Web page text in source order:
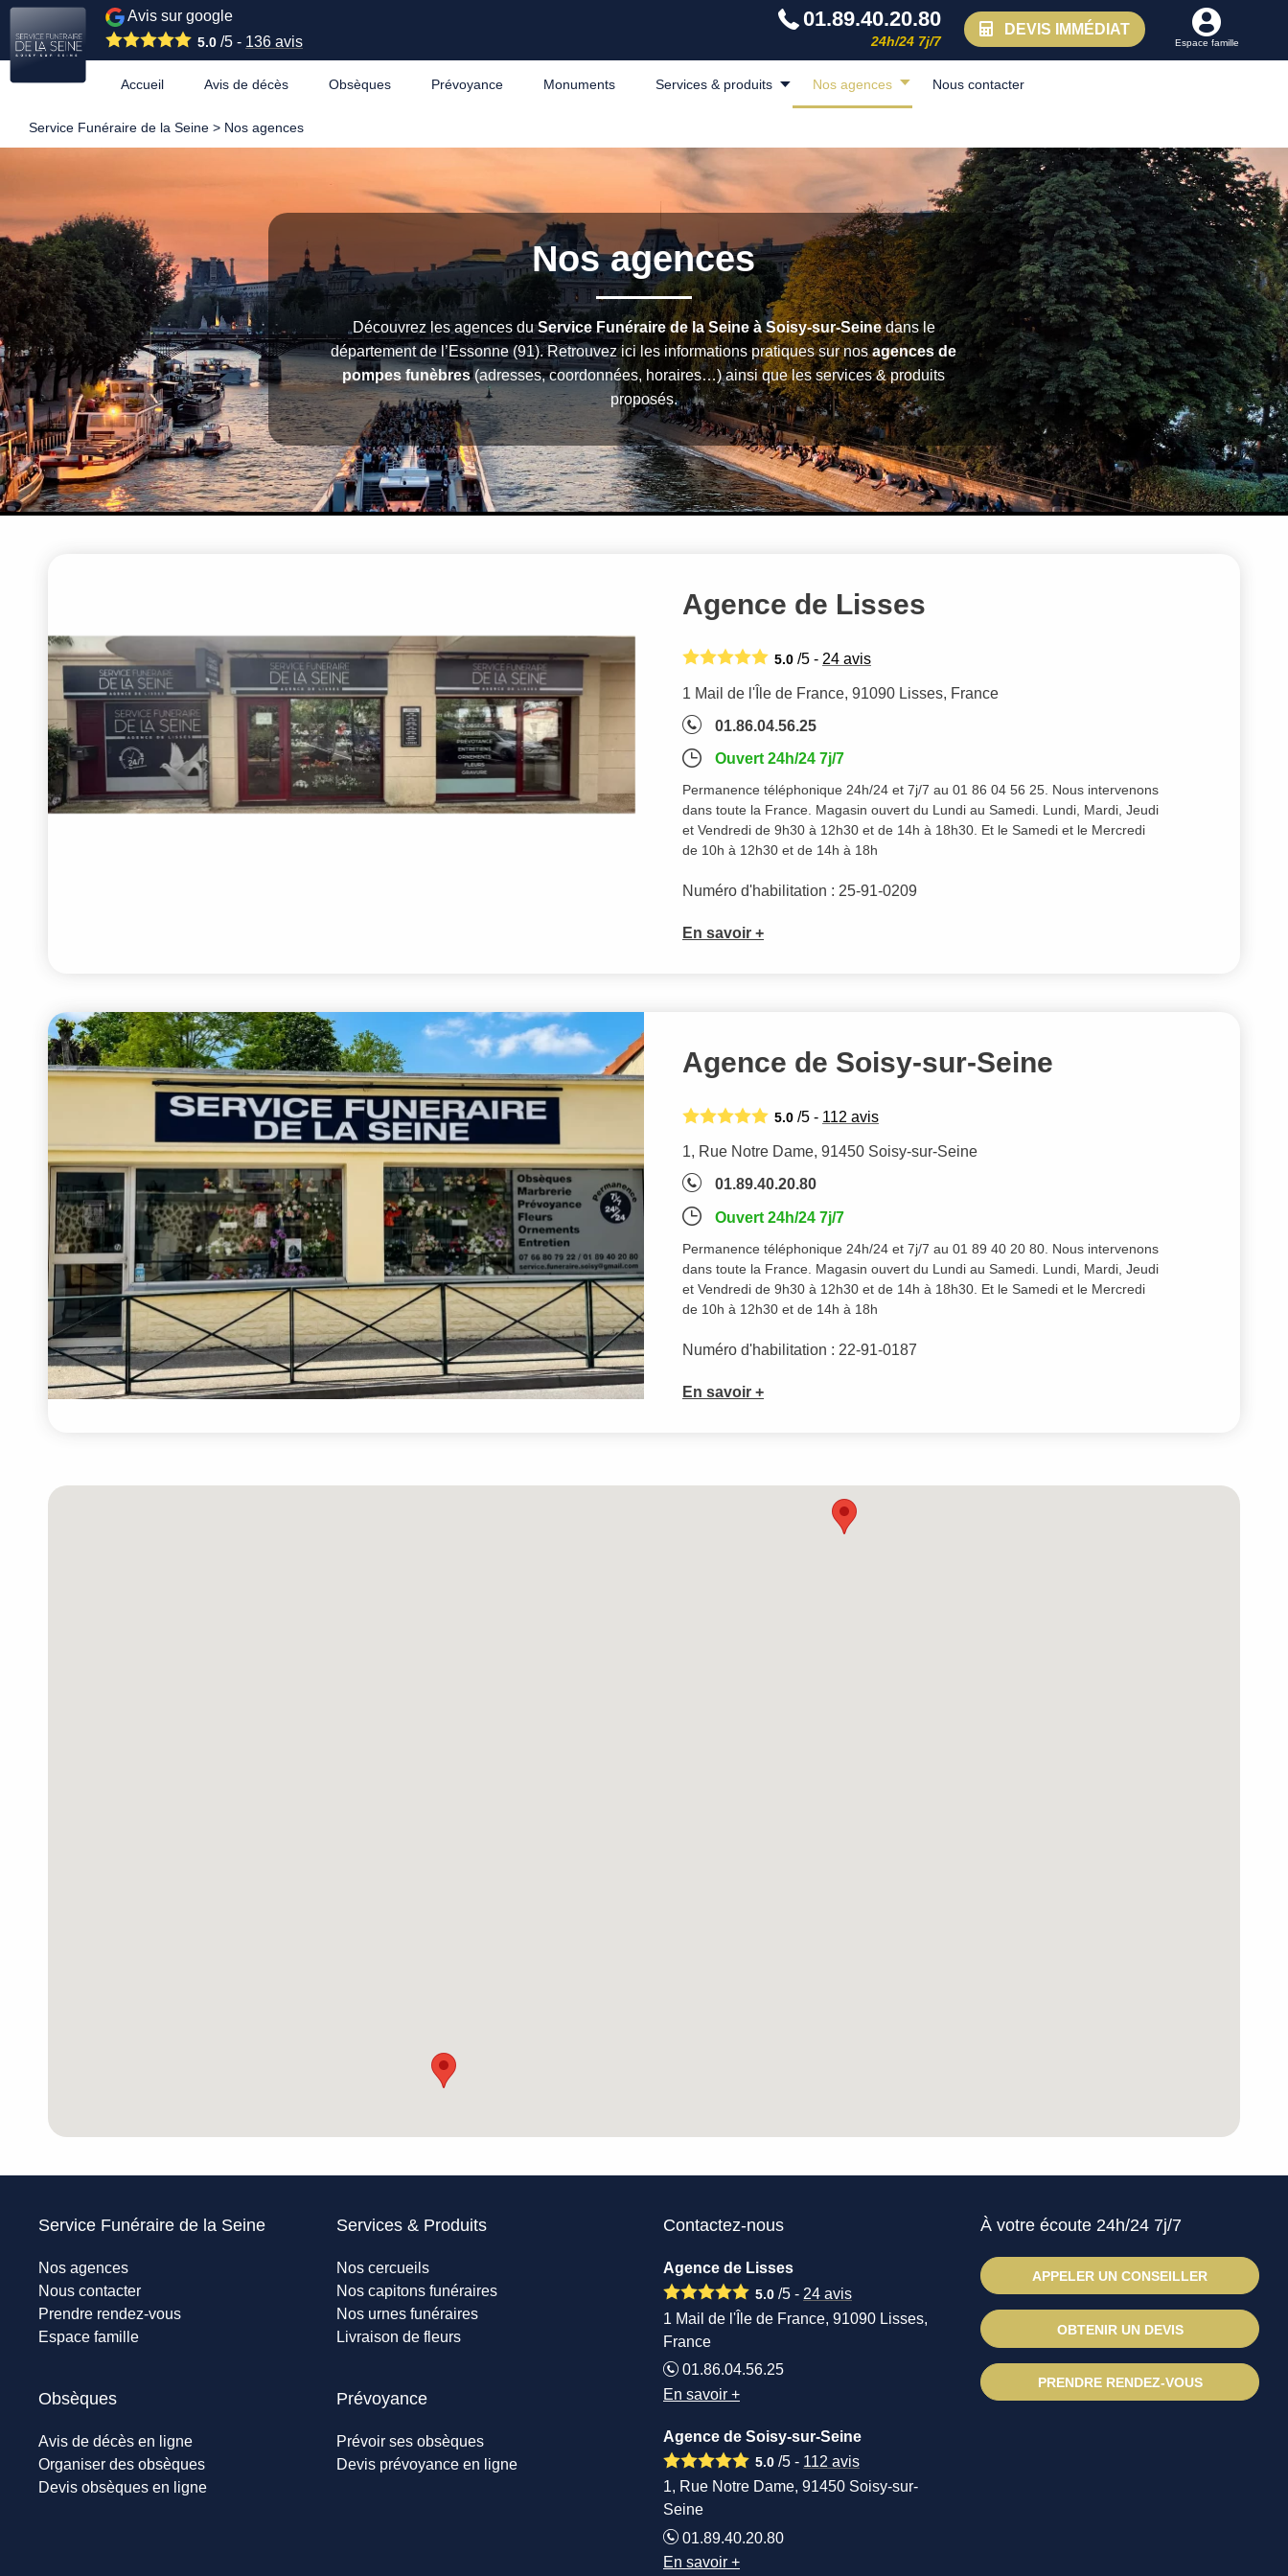
Avis sur google
5.0 /5 - 136 avis
01.89.40.20.80
24h/24 7j/7
DEVIS IMMÉDIAT
Espace famille
Accueil Avis de décès Obsèques Prévoyance Monuments Services & produits Nos agences Nous contacter
Service Funéraire de la Seine > Nos agences
Nos agences
Découvrez les agences duService Funéraire de la Seineà Soisy-sur-Seinedans le
département de l’Essonne (91). Retrouvez ici les informations pratiques sur nosagences de
pompes funèbres(adresses, coordonnées, horaires…) ainsi que les services & produits
proposés.
Agence de Lisses
5.0 /5 - 24 avis
1 Mail de l'Île de France, 91090 Lisses, France
01.86.04.56.25
Ouvert 24h/24 7j/7
Permanence téléphonique 24h/24 et 7j/7 au 01 86 04 56 25. Nous intervenons
dans toute la France. Magasin ouvert du Lundi au Samedi. Lundi, Mardi, Jeudi
et Vendredi de 9h30 à 12h30 et de 14h à 18h30. Et le Samedi et le Mercredi
de 10h à 12h30 et de 14h à 18h
Numéro d'habilitation : 25-91-0209
En savoir +
Agence de Soisy-sur-Seine
5.0 /5 - 112 avis
1, Rue Notre Dame, 91450 Soisy-sur-Seine
01.89.40.20.80
Ouvert 24h/24 7j/7
Permanence téléphonique 24h/24 et 7j/7 au 01 89 40 20 80. Nous intervenons
dans toute la France. Magasin ouvert du Lundi au Samedi. Lundi, Mardi, Jeudi
et Vendredi de 9h30 à 12h30 et de 14h à 18h30. Et le Samedi et le Mercredi
de 10h à 12h30 et de 14h à 18h
Numéro d'habilitation : 22-91-0187
En savoir +
Service Funéraire de la Seine
Nos agences
Nous contacter
Prendre rendez-vous
Espace famille
Services & Produits
Nos cercueils
Nos capitons funéraires
Nos urnes funéraires
Livraison de fleurs
Obsèques
Avis de décès en ligne
Organiser des obsèques
Devis obsèques en ligne
Prévoyance
Prévoir ses obsèques
Devis prévoyance en ligne
Contactez-nous
Agence de Lisses
5.0 /5 - 24 avis
1 Mail de l'Île de France, 91090 Lisses,
France
01.86.04.56.25
En savoir +
Agence de Soisy-sur-Seine
5.0 /5 - 112 avis
1, Rue Notre Dame, 91450 Soisy-sur-
Seine
01.89.40.20.80
En savoir +
À votre écoute 24h/24 7j/7
APPELER UN CONSEILLER
OBTENIR UN DEVIS
PRENDRE RENDEZ-VOUS